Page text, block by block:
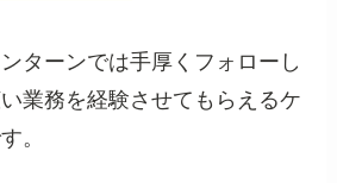
ターンでは手厚くフォローし
業務を経験させてもらえるケ
。